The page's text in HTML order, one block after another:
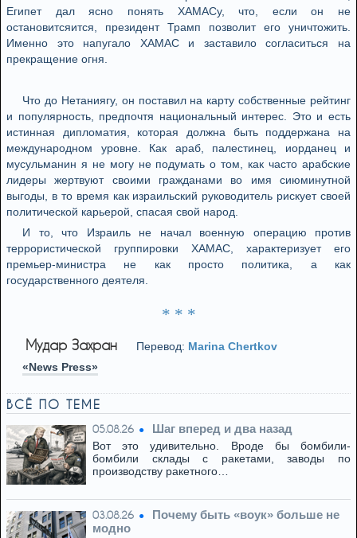
Египет дал ясно понять ХАМАСу, что, если он не
остановитсяится, президент Трамп позволит его уничтожить.
Именно это напугало ХАМАС и заставило согласиться на
прекращение огня.
Что до Нетаниягу, он поставил на карту собственные рейтинг
и популярность, предпочтя национальный интерес. Это и есть
истинная дипломатия, которая должна быть поддержана на
международном уровне. Как араб, палестинец, иорданец и
мусульманин я не могу не подумать о том, как часто арабские
лидеры жертвуют своими гражданами во имя сиюминутной
выгоды, в то время как израильский руководитель рискует своей
политической карьерой, спасая свой народ.
И то, что Израиль не начал военную операцию против
террористической группировки ХАМАС, характеризует его
премьер-министра не как просто политика, а как
государственного деятеля.
* * *
Мудар Захран Перевод: Marina Chertkov
«News Press»
ВСЁ ПО ТЕМЕ
05.08.26 Шаг вперед и два назад
Вот это удивительно. Вроде бы бомбили-
бомбили склады с ракетами, заводы по
производству ракетного…
03.08.26
Почему быть «воук» больше не
модно